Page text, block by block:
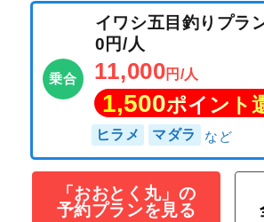
イワシ五目釣り
0円/人
「おおとく丸」の
予約プランを見る